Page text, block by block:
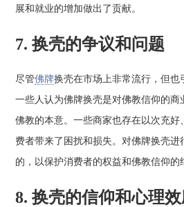
展和就业的增加做出了贡献。
7. 换壳的争议和问题
尽管佛牌换壳在市场上非常流行，但也
一些人认为佛牌换壳是对佛教信仰的商
佛教的本意。一些商家也存在以次充好
费者带来了困扰和损失。对佛牌换壳
的，以保护消费者的权益和佛教信仰的
8. 换壳的信仰和心理